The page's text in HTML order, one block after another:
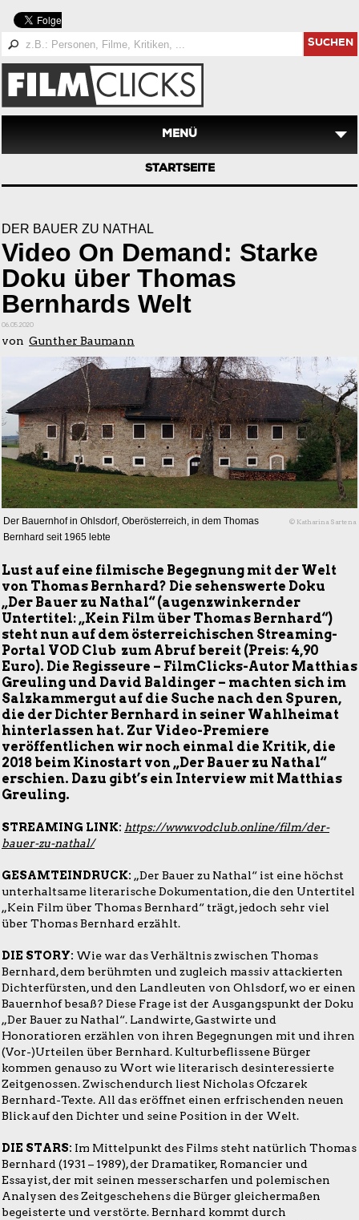
SUCHEN
MENÜ
STARTSEITE
DER BAUER ZU NATHAL
Video On Demand: Starke
Doku über Thomas
Bernhards Welt
06.05.2020
von Gunther Baumann
Der Bauernhof in Ohlsdorf, Oberösterreich, in dem Thomas
Bernhard seit 1965 lebte
© Katharina Sartena
Lust auf eine filmische Begegnung mit der Welt
von Thomas Bernhard? Die sehenswerte Doku
„Der Bauer zu Nathal“ (augenzwinkernder
Untertitel: „Kein Film über Thomas Bernhard“)
steht nun auf dem österreichischen Streaming-
Portal VOD Club zum Abruf bereit (Preis: 4,90
Euro). Die Regisseure – FilmClicks-Autor Matthias
Greuling und David Baldinger – machten sich im
Salzkammergut auf die Suche nach den Spuren,
die der Dichter Bernhard in seiner Wahlheimat
hinterlassen hat. Zur Video-Premiere
veröffentlichen wir noch einmal die Kritik, die
2018 beim Kinostart von „Der Bauer zu Nathal“
erschien. Dazu gibt’s ein Interview mit Matthias
Greuling.
STREAMING LINK: https://www.vodclub.online/film/der-
bauer-zu-nathal/
GESAMTEINDRUCK: „Der Bauer zu Nathal“ ist eine höchst
unterhaltsame literarische Dokumentation, die den Untertitel
„Kein Film über Thomas Bernhard“ trägt, jedoch sehr viel
über Thomas Bernhard erzählt.
DIE STORY: Wie war das Verhältnis zwischen Thomas
Bernhard, dem berühmten und zugleich massiv attackierten
Dichterfürsten, und den Landleuten von Ohlsdorf, wo er einen
Bauernhof besaß? Diese Frage ist der Ausgangspunkt der Doku
„Der Bauer zu Nathal“. Landwirte, Gastwirte und
Honoratioren erzählen von ihren Begegnungen mit und ihren
(Vor-)Urteilen über Bernhard. Kulturbeflissene Bürger
kommen genauso zu Wort wie literarisch desinteressierte
Zeitgenossen. Zwischendurch liest Nicholas Ofczarek
Bernhard-Texte. All das eröffnet einen erfrischenden neuen
Blick auf den Dichter und seine Position in der Welt.
DIE STARS: Im Mittelpunkt des Films steht natürlich Thomas
Bernhard (1931 – 1989), der Dramatiker, Romancier und
Essayist, der mit seinen messerscharfen und polemischen
Analysen des Zeitgeschehens die Bürger gleichermaßen
begeisterte und verstörte. Bernhard kommt durch